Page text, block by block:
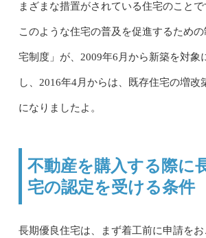
まざまな措置がされている住宅のことで
このような住宅の普及を促進するため
宅制度」が、2009年6月から新築を対象
し、2016年4月からは、既存住宅の増改
になりましたよ。
不動産を購入する際に
宅の認定を受ける条件
長期優良住宅は、まず着工前に申請をお